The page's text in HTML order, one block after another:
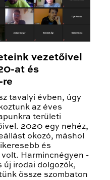
vezetőivel
at és
re
tavalyi évben, úgy
az éves
területi
2020 egy nehéz,
okozó, máshol
és
Harmincnégyen -
új irodai dolgozók,
össze szombaton